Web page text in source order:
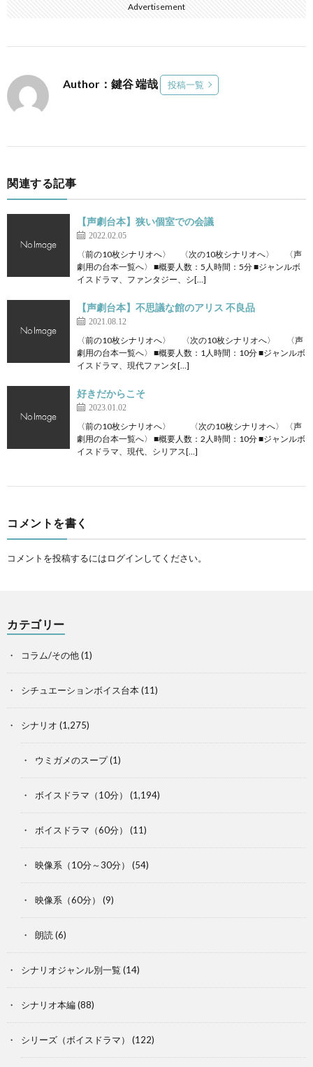
Advertisement
Author：鍵谷 端哉 投稿一覧
関連する記事
【声劇台本】狭い個室での会議
2022.02.05
〈前の10枚シナリオへ〉 〈次の10枚シナリオへ〉 〈声
劇用の台本一覧へ〉 ■概要人数：5人時間：5分 ■ジャンルボ
イスドラマ、ファンタジー、シ[…]
【声劇台本】不思議な館のアリス 不良品
2021.08.12
〈前の10枚シナリオへ〉 〈次の10枚シナリオへ〉 〈声
劇用の台本一覧へ〉 ■概要人数：1人時間：10分 ■ジャンルボ
イスドラマ、現代ファンタ[…]
好きだからこそ
2023.01.02
〈前の10枚シナリオへ〉 〈次の10枚シナリオへ〉 〈声
劇用の台本一覧へ〉 ■概要人数：2人時間：10分 ■ジャンルボ
イスドラマ、現代、シリアス[…]
コメントを書く
コメントを投稿するにはログインしてください。
カテゴリー
コラム/その他(1)
シチュエーションボイス台本(11)
シナリオ (1,275)
ウミガメのスープ(1)
ボイスドラマ（10分） (1,194)
ボイスドラマ（60分） (11)
映像系（10分～30分） (54)
映像系（60分） (9)
朗読 (6)
シナリオジャンル別一覧 (14)
シナリオ本編(88)
シリーズ（ボイスドラマ） (122)